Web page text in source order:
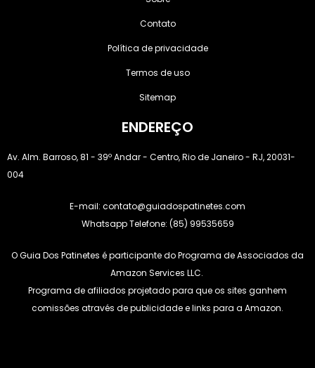
Contato
Política de privacidade
Termos de uso
Sitemap
ENDEREÇO
Av. Alm. Barroso, 81 - 39º Andar - Centro, Rio de Janeiro - RJ, 20031-
004
E-mail: contato@guiadospatinetes.com
Whatsapp Telefone: (85) 99535659
O Guia Dos Patinetes é participante do Programa de Associados da
Amazon Services LLC.
Programa de afiliados projetado para que os sites ganhem
comissões através de publicidade e links para a Amazon.